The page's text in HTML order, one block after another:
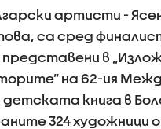
артисти -
са сред
в
на 62-ия
книга в
324 художници